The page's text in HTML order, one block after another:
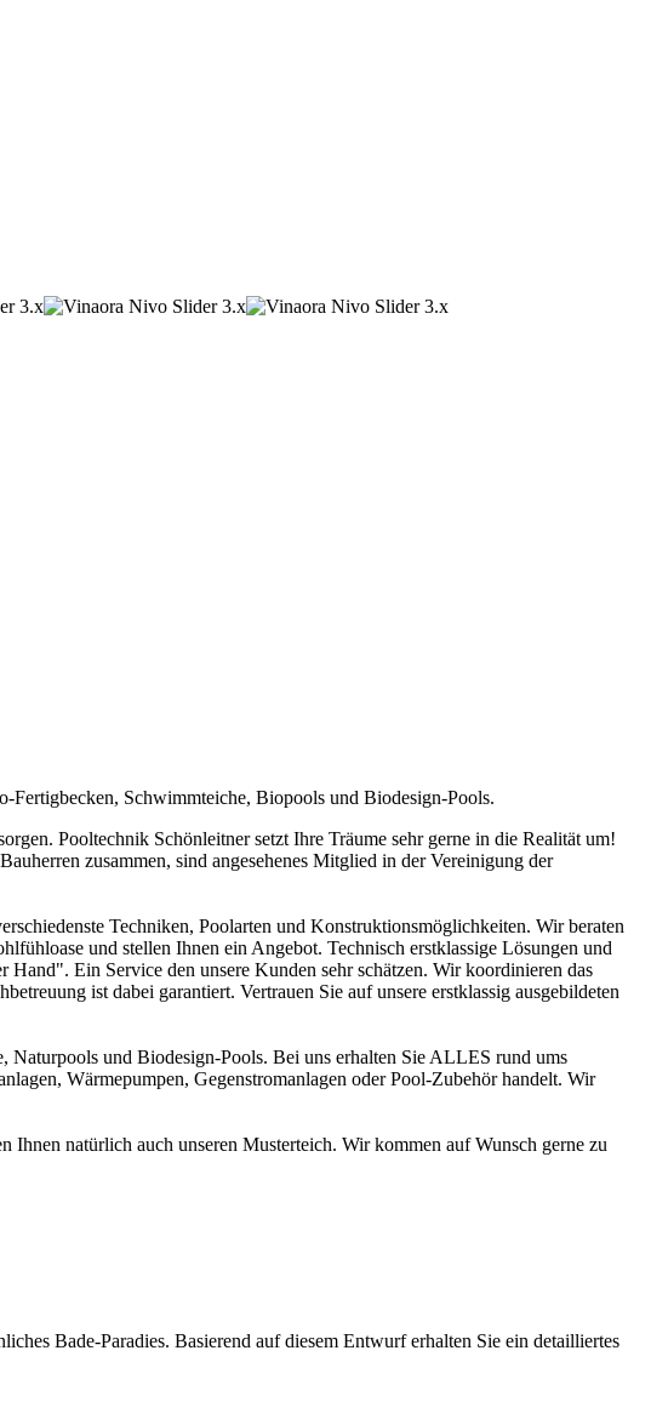
Schwimmteiche, Biopools und Biodesign-Pools.
Pooltechnik Schönleitner setzt Ihre Träume sehr gerne in die Realität um!
zusammen, sind angesehenes Mitglied in der Vereinigung der
Techniken, Poolarten und Konstruktionsmöglichkeiten. Wir beraten
und stellen Ihnen ein Angebot. Technisch erstklassige Lösungen und
Ein Service den unsere Kunden sehr schätzen. Wir koordinieren das
ist dabei garantiert. Vertrauen Sie auf unsere erstklassig ausgebildeten
und Biodesign-Pools. Bei uns erhalten Sie ALLES rund ums
Wärmepumpen, Gegenstromanlagen oder Pool-Zubehör handelt. Wir
natürlich auch unseren Musterteich. Wir kommen auf Wunsch gerne zu
Bade-Paradies. Basierend auf diesem Entwurf erhalten Sie ein detailliertes